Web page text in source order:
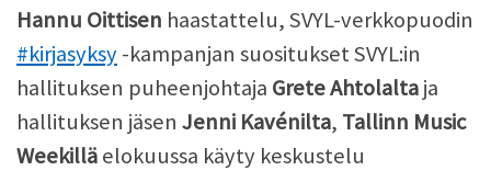
Hannu Oittisen haastattelu, SVYL-verkkopuodin
#kirjasyksy -kampanjan suositukset SVYL:in
hallituksen puheenjohtaja Grete Ahtolaltaja
hallituksen jäsen Jenni Kavénilta, Tallinn Music
Weekilläelokuussa käyty keskustelu